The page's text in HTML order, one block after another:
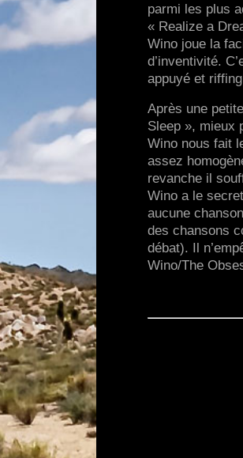
parmi les plus
« Realize a
Wino joue la
d’inventivité.
appuyé et
Après une
Sleep », mieux
Wino nous fait
assez
revanche il
Wino a le
aucune
des chansons
débat). Il
Wino/The